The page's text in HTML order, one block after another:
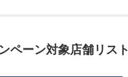
ペーン対象店舗リスト